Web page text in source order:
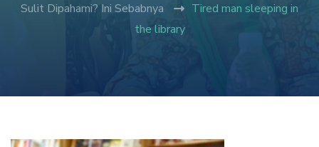
Sulit Dipahami? Ini Sebabnya
Tired man sleeping in
the library